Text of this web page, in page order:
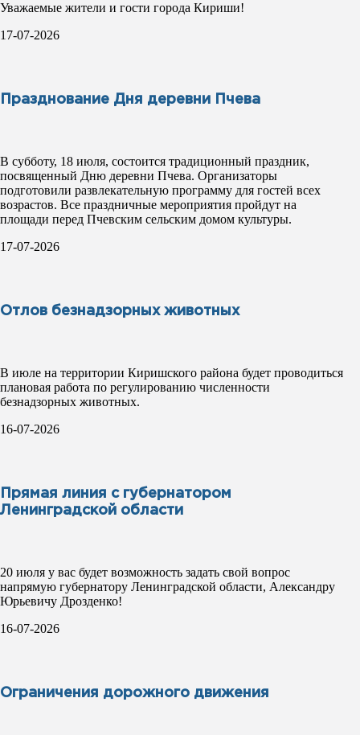
Уважаемые жители и гости города Кириши!
17-07-2026
Празднование Дня деревни Пчева
В субботу, 18 июля, состоится традиционный праздник,
посвященный Дню деревни Пчева. Организаторы
подготовили развлекательную программу для гостей всех
возрастов. Все праздничные мероприятия пройдут на
площади перед Пчевским сельским домом культуры.
17-07-2026
Отлов безнадзорных животных
В июле на территории Киришского района будет проводиться
плановая работа по регулированию численности
безнадзорных животных.
16-07-2026
Прямая линия с губернатором
Ленинградской области
20 июля у вас будет возможность задать свой вопрос
напрямую губернатору Ленинградской области, Александру
Юрьевичу Дрозденко!
16-07-2026
Ограничения дорожного движения